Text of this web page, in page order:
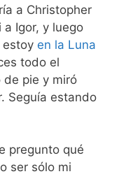
a Christopher
a Igor, y luego
estoy en la Luna
todo el
de pie y miró
Seguía estando
pregunto qué
ser sólo mi